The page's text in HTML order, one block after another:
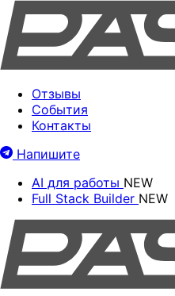
Отзывы
События
Контакты
Напишите
AI для работы NEW
Full Stack Builder NEW